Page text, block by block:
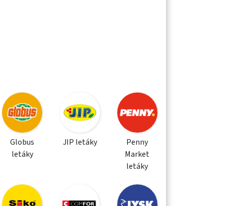
Globus
letáky
JIP letáky
Penny
Market
letáky